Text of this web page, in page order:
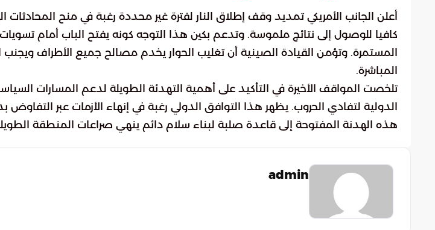
أعلن الجانب الأمريكي تمديد وقف إطلاق النار لفترة غير محددة رغبة في منح المحادثات
كافيا للوصول إلى نتائج ملموسة. وتدعم بكين هذا التوجه كونه يفتح الباب أمام تسويات
المستمرة. وتؤمن القيادة الصينية أن تغليب الحوار يخدم مصالح جميع الأطراف
المباشرة.
تلخصت المواقف الأخيرة في التأكيد على أهمية التهدئة الطويلة لدعم المسارات
الدولية لتفادي الحروب. يظهر هذا التوافق الدولي رغبة في إنهاء الأزمات عبر
هذه الهدنة المفتوحة إلى قاعدة صلبة لبناء سلام دائم ينهي صراعات المنطقة
admin